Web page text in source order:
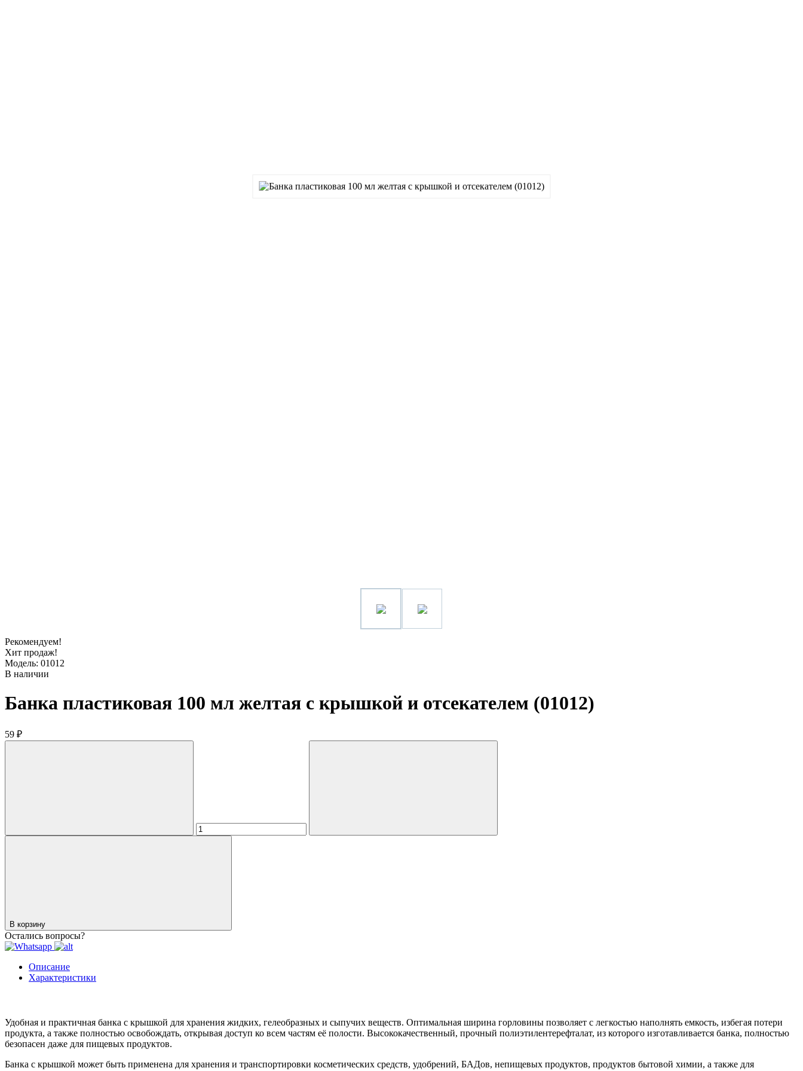
Рекомендуем!
Хит продаж!
Модель: 01012
В наличии
Банка пластиковая 100 мл желтая с крышкой и отсекателем (01012)
59 ₽
В корзину
Остались вопросы?
Описание
Характеристики
Удобная и практичная банка с крышкой для хранения жидких, гелеобразных и сыпучих веществ. Оптимальная ширина горловины позволяет с легкостью наполнять емкость, избегая потери
продукта, а также полностью освобождать, открывая доступ ко всем частям её полости. Высококачественный, прочный полиэтилентерефталат, из которого изготавливается банка, полностью
безопасен даже для пищевых продуктов.
Банка с крышкой может быть применена для хранения и транспортировки косметических средств, удобрений, БАДов, непищевых продуктов, продуктов бытовой химии, а также для